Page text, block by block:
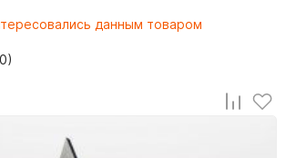
данным товаром